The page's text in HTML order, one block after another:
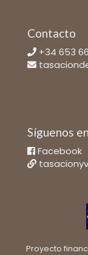
Contacto
+34 653
Síguenos en
Facebook
Proyecto